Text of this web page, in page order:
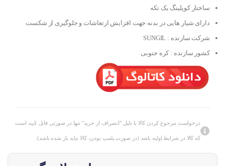
ساختار کوپلینگ یک تکه
دارای شیار هایی در بدنه جهت افزایش ارتعاشات و جلوگیری از شکست
شرکت سازنده : SUNGIL
کشور سازنده : کره جنوبی
درخواست مرجوع کردن کالا با دلیل "انصراف از خرید" تنها در صورتی قابل تایید است
که کالا در شرایط اولیه باشد (در صورت پلمپ بودن، کالا نباید باز شده باشد).